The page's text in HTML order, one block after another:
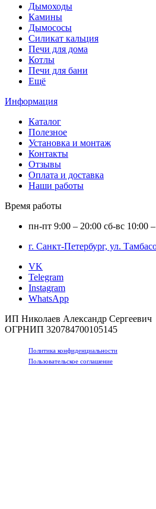
Дымоходы
Камины
Дымососы
Силикат кальция
Печи для дома
Котлы
Печи для бани
Ещё
Информация
Каталог
Полезное
Установка и монтаж
Контакты
Отзывы
Оплата и доставка
Наши работы
Время работы
пн-пт 9:00 – 20:00 сб-вс 10:00
г. Санкт-Петербург, ул.
VK
Telegram
Instagram
WhatsApp
ИП Николаев Александр Сергеевич
ОГРНИП 320784700105145
Политика конфиденциальности
Пользовательское соглашение